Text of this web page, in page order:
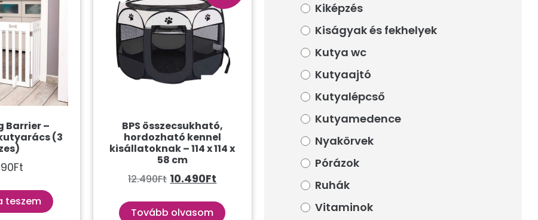
Barrier –
(3
Ft
teszem
BPS összecsukható,
hordozható kennel
kisállatoknak – 114 x 114 x
58 cm
12.490Ft 10.490Ft
Tovább olvasom
Kiképzés
Kiságyak és fekhelyek
Kutya wc
Kutyaajtó
Kutyalépcső
Kutyamedence
Nyakörvek
Pórázok
Ruhák
Vitaminok
Kiképzés
Kiságyak és fekhelyek
Kutya wc
Kutyaajtó
Kutyalépcső
Kutyamedence
Nyakörvek
Pórázok
Ruhák
Vitaminok